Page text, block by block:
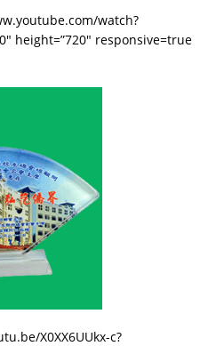
watch?
height=”720″ responsive=true
X0XX6UUkx-c?